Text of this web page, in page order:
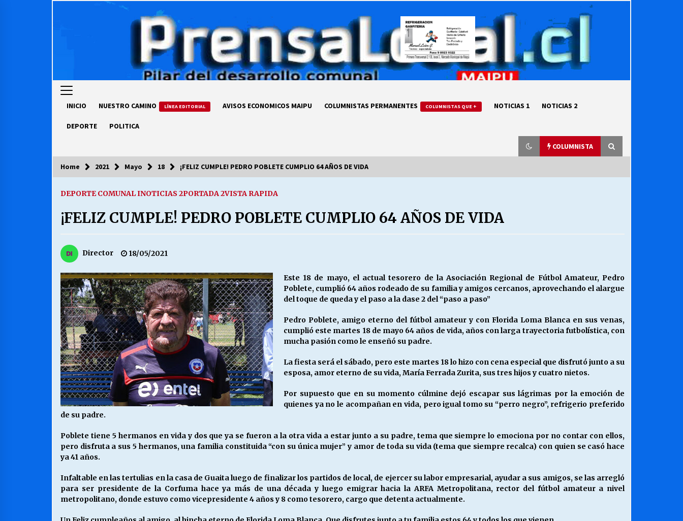
INICIO NUESTRO CAMINO LÍNEA EDITORIAL AVISOS ECONOMICOS MAIPU COLUMNISTAS PERMANENTES COLUMNISTAS QUE + NOTICIAS 1 NOTICIAS 2
DEPORTE POLITICA
COLUMNISTA
COLUMNISTA
luz… ¿Y cuándo van a bajar?
03/08/2026
69 AÑOS DE HISTORIA
28/07/2026
MUNICIPALIDAD, TRABAJADORES,
CLIMA LABORAL:
VOLVER A SER ALTERNATIVA
16/06/2026
MUNICIPALIDADES, HONORARIOS,
DESPIDOS
28/05/2026 16/05/2026
S.O.S. a los ricos, Save Our Souls
(Salvar Nuestras Almas)
30/04/2026
¿Asesores con doble sueldo?
Home 2021 Mayo 18 ¡FELIZ CUMPLE! PEDRO POBLETE CUMPLIO 64 AÑOS DE VIDA
DEPORTE COMUNAL INOTICIAS 2PORTADA 2VISTA RAPIDA
¡FELIZ CUMPLE! PEDRO POBLETE CUMPLIO 64 AÑOS DE VIDA
Director 18/05/2021
Este 18 de mayo, el actual tesorero de la Asociación Regional de Fútbol Amateur, Pedro
Poblete, cumplió 64 años rodeado de su familia y amigos cercanos, aprovechando el alargue
del toque de queda y el paso a la dase 2 del “paso a paso”
Pedro Poblete, amigo eterno del fútbol amateur y con Florida Loma Blanca en sus venas,
cumplió este martes 18 de mayo 64 años de vida, años con larga trayectoria futbolística, con
mucha pasión como le enseñó su padre.
La fiesta será el sábado, pero este martes 18 lo hizo con cena especial que disfrutó junto a su
esposa, amor eterno de su vida, María Ferrada Zurita, sus tres hijos y cuatro nietos.
Por supuesto que en su momento cúlmine dejó escapar sus lágrimas por la emoción de
quienes ya no le acompañan en vida, pero igual tomo su “perro negro”, refrigerio preferido
de su padre.
Poblete tiene 5 hermanos en vida y dos que ya se fueron a la otra vida a estar junto a su padre, tema que siempre lo emociona por no contar con ellos,
pero disfruta a sus 5 hermanos, una familia constituida “con su única mujer” y amor de toda su vida (tema que siempre recalca) con quien se casó hace
ya 41 años.
Infaltable en las tertulias en la casa de Guaita luego de finalizar los partidos de local, de ejercer su labor empresarial, ayudar a sus amigos, se las arregló
para ser presidente de la Corfuma hace ya más de una década y luego emigrar hacia la ARFA Metropolitana, rector del fútbol amateur a nivel
metropolitano, donde estuvo como vicepresidente 4 años y 8 como tesorero, cargo que detenta actualmente.